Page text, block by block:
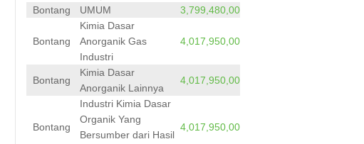
Bontang UMUM 3,799,480,00
Bontang
Kimia Dasar
Anorganik Gas
Industri
4,017,950,00
Bontang
Kimia Dasar
Anorganik Lainnya
4,017,950,00
Bontang
Industri Kimia Dasar
Organik Yang
Bersumber dari Hasil
4,017,950,00